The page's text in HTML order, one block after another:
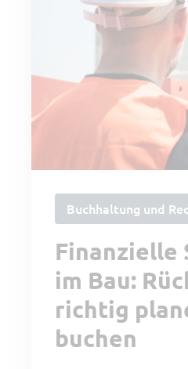
Buchhaltung und
Finanzielle
im Bau:
richtig
buchen